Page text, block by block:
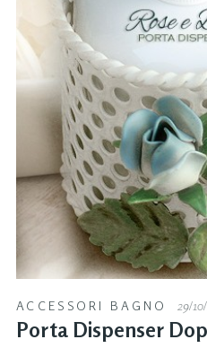
ACCESSORI BAGNO 29/
Porta Dispenser